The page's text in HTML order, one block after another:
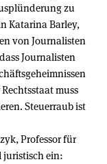
zu
Katarina Barley,
von Journalisten
Journalisten
muss
Steuerraub ist
Professor für
juristisch ein: